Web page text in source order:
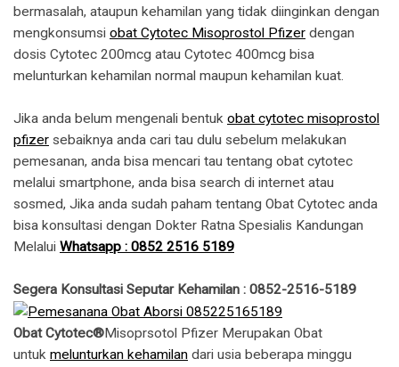
bermasalah, ataupun kehamilan yang tidak diinginkan dengan
mengkonsumsi obat Cytotec Misoprostol Pfizer dengan
dosis Cytotec 200mcg atau Cytotec 400mcg bisa
melunturkan kehamilan normal maupun kehamilan kuat.
Jika anda belum mengenali bentuk obat cytotec misoprostol
pfizer sebaiknya anda cari tau dulu sebelum melakukan
pemesanan, anda bisa mencari tau tentang obat cytotec
melalui smartphone, anda bisa search di internet atau
sosmed, Jika anda sudah paham tentang Obat Cytotec anda
bisa konsultasi dengan Dokter Ratna Spesialis Kandungan
Melalui Whatsapp : 0852 2516 5189
Segera Konsultasi Seputar Kehamilan : 0852-2516-5189
Obat Cytotec®Misoprsotol Pfizer Merupakan Obat
untuk melunturkan kehamilan dari usia beberapa minggu